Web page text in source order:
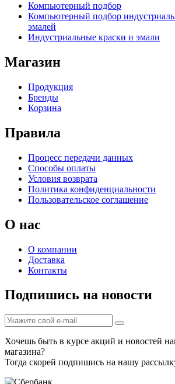
Компьютерный подбор
Компьютерный подбор
эмалей
Индустриальные краски и эмали
Магазин
Продукция
Бренды
Корзина
Правила
Процесс передачи данных
Способы оплаты
Условия возврата
Политика конфиденциальности
Пользовательское соглашение
О нас
О компании
Доставка
Контакты
Подпишись на новости
Хочешь быть в курсе акций и новостей
магазина?
Тогда скорей подпишись на нашу